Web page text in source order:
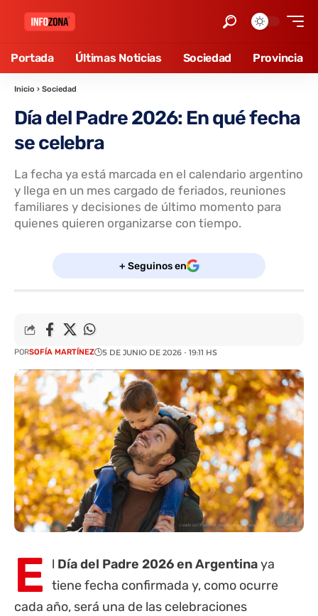
Portada Últimas Noticias Sociedad Provincia
Inicio › Sociedad
Día del Padre 2026: En qué fecha
se celebra
La fecha ya está marcada en el calendario argentino
y llega en un mes cargado de feriados, reuniones
familiares y decisiones de último momento para
quienes quieren organizarse con tiempo.
+ Seguinos en
PORSOFÍA MARTÍNEZ 5 DE JUNIO DE 2026 - 19:11 HS
E l Día del Padre 2026 en Argentinaya
tiene fecha confirmada y, como ocurre
cada año, será una de las celebraciones